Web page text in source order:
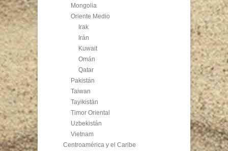
Mongolia
Oriente Medio
Irak
Irán
Kuwait
Omán
Qatar
Pakistán
Taiwan
Tayikistán
Timor Oriental
Uzbekistán
Vietnam
Centroamérica y el Caribe